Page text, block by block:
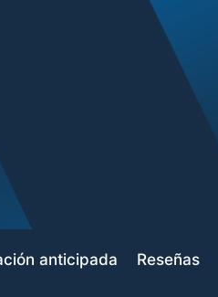
anticipada Reseñas